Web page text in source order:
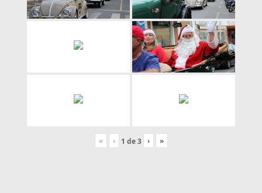
« ‹ 1 de3 › »